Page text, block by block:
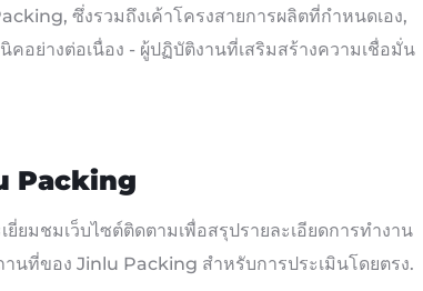
ซึ่งรวมถึงเค้าโครงสายการผลิตที่กำหนดเอง,
อย่างต่อเนื่อง - ผู้ปฏิบัติงานที่เสริมสร้างความเชื่อมั่น
Packing
ยมชมเว็บไซต์ติดตามเพื่อสรุปรายละเอียดการทำงาน
นที่ของ Jinlu Packing สำหรับการประเมินโดยตรง.